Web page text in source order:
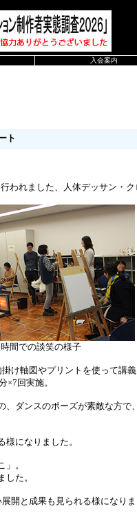
入会案内
ト
われました、人体デッサン・ク
間での談笑の様子
軸図やプリントを使って講義
回実施。
ダンスのポーズが素敵な方で
になりました。
。
た。
開と成果も見られる様になりま